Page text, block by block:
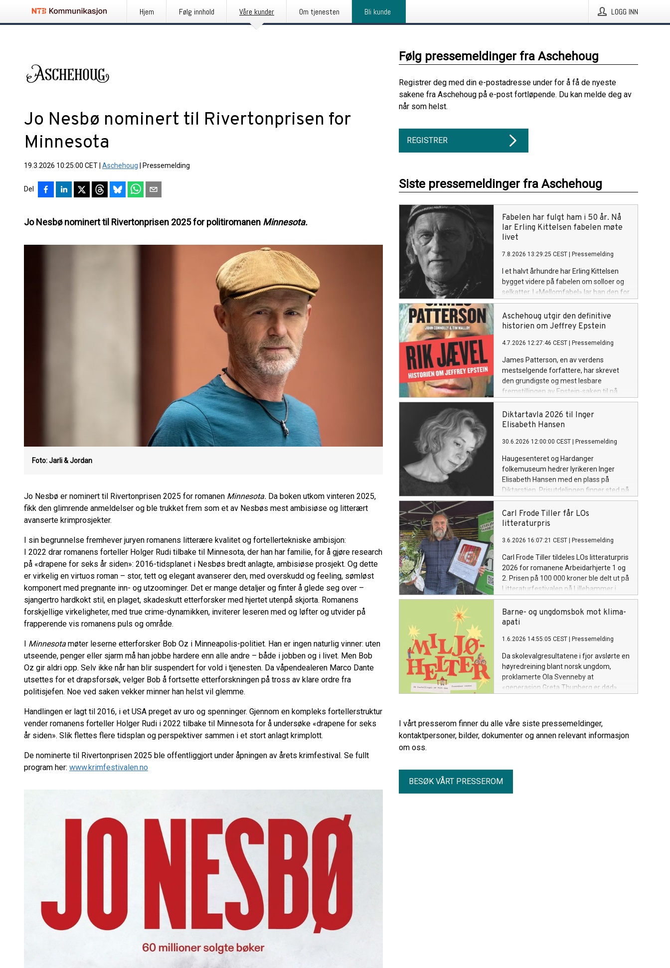
Hjem Følg innhold Våre kunder Om tjenesten Bli kunde LOGG INN
Jo Nesbø nominert til Rivertonprisen for
Minnesota
19.3.2026 10:25:00 CET Aschehoug Pressemelding
Del
Jo Nesbø nominert til Rivertonprisen 2025 for politiromanen Minnesota.
Foto: Jarli & Jordan
Jo Nesbø er nominert til Rivertonprisen 2025 for romanen Minnesota. Da boken utkom vinteren 2025,
fikk den glimrende anmeldelser og ble trukket frem som et av Nesbøs mest ambisiøse og litterært
avanserte krimprosjekter.
I sin begrunnelse fremhever juryen romanens litterære kvalitet og fortellertekniske ambisjon:
I 2022 drar romanens forteller Holger Rudi tilbake til Minnesota, der han har familie, for å gjøre research
på «drapene for seks år siden»: 2016-tidsplanet i Nesbøs bredt anlagte, ambisiøse prosjekt. Og dette
er virkelig en virtuos roman – stor, tett og elegant avanserer den, med overskudd og feeling, sømløst
komponert med pregnante inn- og utzoominger. Det er mange detaljer og finter å glede seg over –
sjangertro hardkokt stil, en plaget, skadeskutt etterforsker med hjertet utenpå skjorta. Romanens
forskjellige virkeligheter, med true crime-dynamikken, inviterer leseren med og løfter og utvider på
frapperende vis romanens puls og område.
I Minnesota møter leserne etterforsker Bob Oz i Minneapolis-politiet. Han er ingen naturlig vinner: uten
utseende, penger eller sjarm må han jobbe hardere enn alle andre – både i jobben og i livet. Men Bob
Oz gir aldri opp. Selv ikke når han blir suspendert for vold i tjenesten. Da våpendealeren Marco Dante
utsettes for et drapsforsøk, velger Bob å fortsette etterforskningen på tross av klare ordre fra
politisjefen. Noe ved saken vekker minner han helst vil glemme.
Handlingen er lagt til 2016, i et USA preget av uro og spenninger. Gjennom en kompleks fortellerstruktur
vender romanens forteller Holger Rudi i 2022 tilbake til Minnesota for å undersøke «drapene for seks
år siden». Slik flettes flere tidsplan og perspektiver sammen i et stort anlagt krimplott.
De nominerte til Rivertonprisen 2025 ble offentliggjort under åpningen av årets krimfestival. Se fullt
program her: www.krimfestivalen.no
Følg pressemeldinger fra Aschehoug
Registrer deg med din e-postadresse under for å få de nyeste
sakene fra Aschehoug på e-post fortløpende. Du kan melde deg av
når som helst.
REGISTRER
Siste pressemeldinger fra Aschehoug
Fabelen har fulgt ham i 50 år. Nå
lar Erling Kittelsen fabelen møte
livet
7.8.2026 13:29:25 CEST Pressemelding
I et halvt århundre har Erling Kittelsen
bygget videre på fabelen om solloer og
selkatter. I «Mellomfabel» lar han den for
første gang møte sitt eget liv.
Aschehoug utgir den definitive
historien om Jeffrey Epstein
4.7.2026 12:27:46 CEST Pressemelding
James Patterson, en av verdens
mestselgende forfattere, har skrevet
den grundigste og mest lesbare
fremstillingen av Epstein-saken til nå.
Diktartavla 2026 til Inger
Elisabeth Hansen
30.6.2026 12:00:00 CEST Pressemelding
Haugesenteret og Hardanger
folkemuseum hedrer lyrikeren Inger
Elisabeth Hansen med en plass på
Diktarstien. Prisutdelingen finner sted på
Hardanger folkemuseum, Utne, tirsdag
18. august kl. 18.00.
Carl Frode Tiller får LOs
litteraturpris
3.6.2026 16:07:21 CEST Pressemelding
Carl Frode Tiller tildeles LOs litteraturpris
2026 for romanene Arbeidarhjerte 1 og
2. Prisen på 100 000 kroner ble delt ut på
Litteraturfestivalen på Lillehammer i
dag.
Barne- og ungdomsbok mot klima-
apati
1.6.2026 14:55:05 CEST Pressemelding
Da skolevalgresultatene i fjor avslørte en
høyredreining blant norsk ungdom,
proklamerte Ola Svenneby at
«generasjon Greta Thunberg er død».
velgående, og at de unge som vokser
opp nå, tar miljøproblemene mer på
alvor enn tidligere generasjoner. Derfor
bestemte seg for å gjøre noe.
I vårt presserom finner du alle våre siste pressemeldinger,
kontaktpersoner, bilder, dokumenter og annen relevant informasjon
om oss.
BESØK VÅRT PRESSEROM